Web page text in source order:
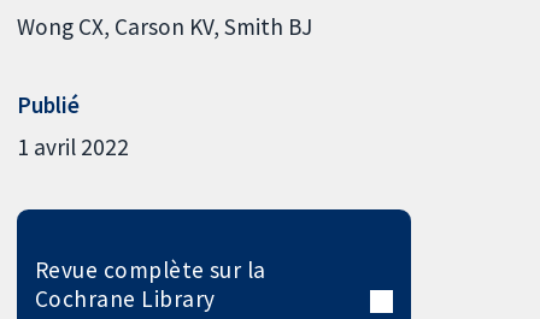
Wong CX Carson KV Smith BJ
Publié
1 avril 2022
Revue complète sur la
Cochrane Library